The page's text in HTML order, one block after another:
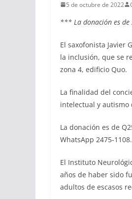
5 de octubre de 2022
*** La donación es de
El saxofonista Javier
la inclusión, que se
zona 4, edificio Quo.
La finalidad del
intelectual y autismo
La donación es de
WhatsApp 2475-1108.
El Instituto
años de haber sido
adultos de escasos